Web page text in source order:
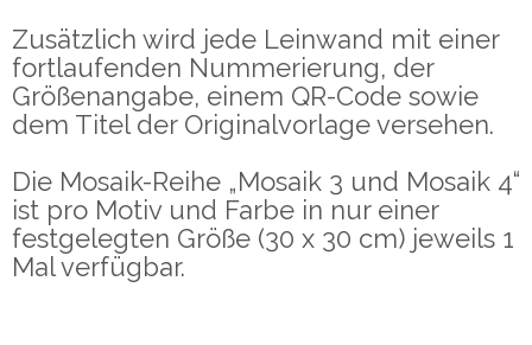
Zusätzlich wird jede Leinwand mit einer
fortlaufenden Nummerierung, der
Größenangabe, einem QR-Code sowie
dem Titel der Originalvorlage versehen.
Die Mosaik-Reihe „Mosaik 3 und Mosaik 4“
ist pro Motiv und Farbe in nur einer
festgelegten Größe (30 x 30 cm) jeweils 1
Mal verfügbar.